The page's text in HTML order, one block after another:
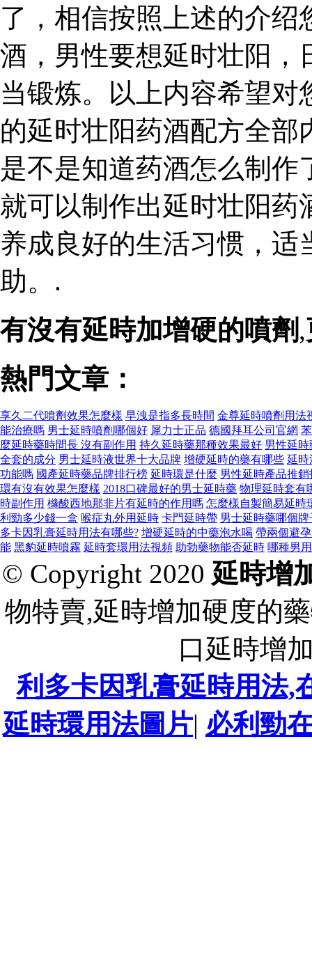
了，相信按照上述的介
酒，男性要想延时壮阳，
当锻炼。以上内容希望
的延时壮阳药酒配方全
是不是知道药酒怎么制
就可以制作出延时壮阳药
养成良好的生活习惯，
助。.
有沒有延時加增硬的噴劑,
熱門文章：
享久二代噴劑效果怎麼樣 早洩是指多長時間 金尊延時噴劑用法
能治療嗎 男士延時噴劑哪個好 犀力士正品 德國拜耳公司官網
麼延時藥時間長 沒有副作用 持久延時藥那種效果最好 男性延
全套的成分 男士延時液世界十大品牌 增硬延時的藥有哪些 延時
功能嗎 國產延時藥品牌排行榜 延時環是什麼 男性延時產品推銷
環有沒有效果怎麼樣 2018口碑最好的男士延時藥 物理延時套有
時副作用 櫞酸西地那非片有延時的作用嗎 怎麼樣自製簡易延時
利勁多少錢一盒 喉症丸外用延時 卡門延時帶 男士延時藥哪個牌
多卡因乳膏延時用法有哪些? 增硬延時的中藥泡水喝 帶兩個避
能 黑豹延時噴霧 延時套環用法視頻 助勃藥物能否延時 哪種男
© Copyright 2020 延時增
物特賣,延時增加硬度的
口延時增
利多卡因乳膏延時用法,
延時環用法圖片| 必利勁